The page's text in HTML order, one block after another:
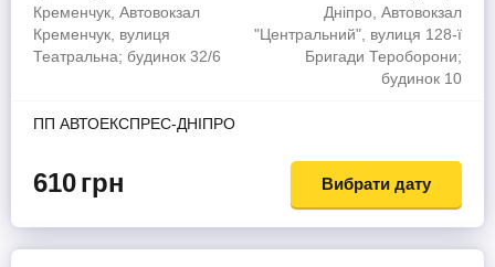
Кременчук, Автовокзал
Кременчук, вулиця
Театральна; будинок 32/6
Дніпро, Автовокзал
"Центральний", вулиця 128-ї
Бригади Тероборони;
будинок 10
ПП АВТОЕКСПРЕС-ДНІПРО
610грн Вибрати дату